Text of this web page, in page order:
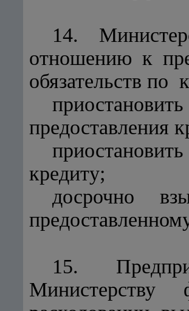
14.
отношению к
обязательств по
предоставления
кредиту;
досрочно
15.